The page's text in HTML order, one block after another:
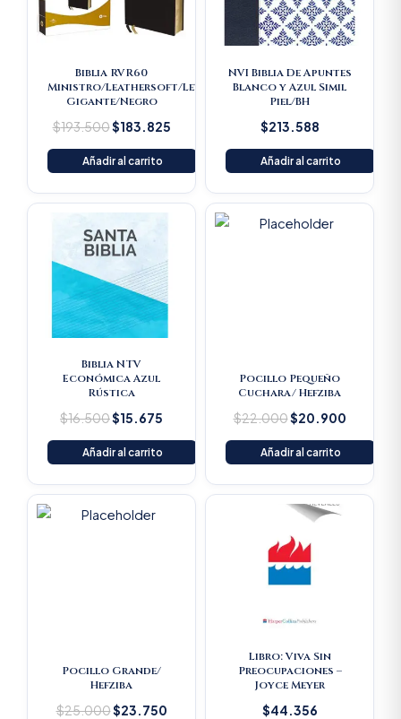
Biblia RVR60
Ministro/Leathersoft/Letra
Gigante/Negro
$193.500$183.825
Añadir al carrito
NVI Biblia De Apuntes
Blanco y Azul Simil
Piel/BH
$213.588
Añadir al carrito
Biblia NTV
Económica Azul
Rústica
$16.500
Original
price
was:
$16.500.
$15.675
Current
$15.675.
Añadir al carrito
Pocillo Pequeño
Cuchara/ Hefziba
$22.000
price
$20.900
Current
Añadir al carrito
Pocillo Grande/
Hefziba
$25.000
price
$23.750
Current
Libro: Viva Sin
Preocupaciones –
Joyce Meyer
$44.356